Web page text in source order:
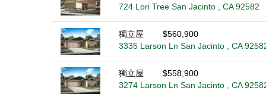
724 Lori Tree San Jacinto , CA 92582
獨立屋
$560,900
3335 Larson Ln San Jacinto , CA
獨立屋
$558,900
3274 Larson Ln San Jacinto , CA